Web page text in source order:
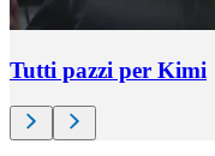
Tutti pazzi per Kimi